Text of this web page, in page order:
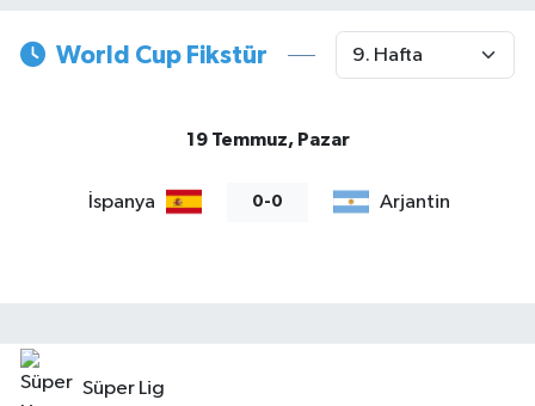
World Cup Fikstür
19 Temmuz, Pazar
İspanya 0-0 Arjantin
Süper Lig